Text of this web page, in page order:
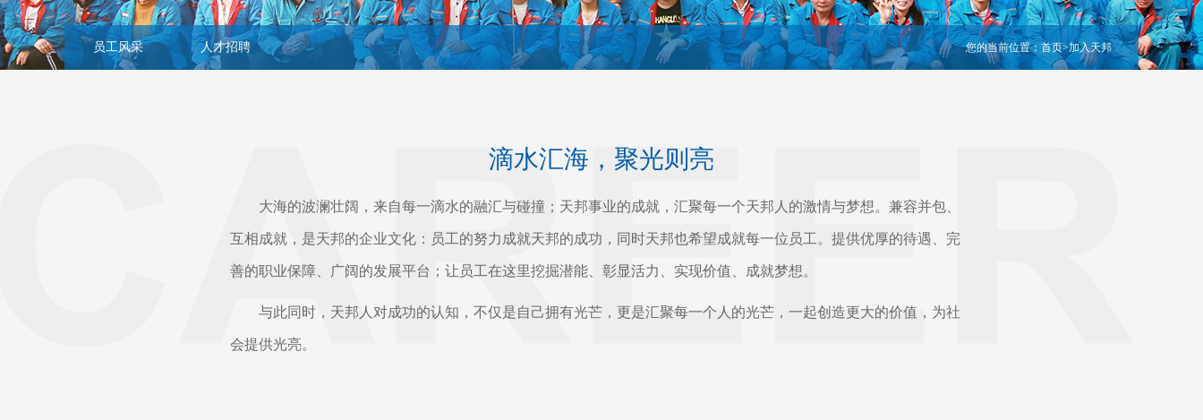
员工风采 人才招聘 您的当前位置： 首页>加入天邦
滴水汇海，聚光则亮
大海的波澜壮阔，来自每一滴水的融汇与碰撞；天邦事业的成就，汇聚每一个天邦人的激情与梦想。兼容并包、
互相成就，是天邦的企业文化：员工的努力成就天邦的成功，同时天邦也希望成就每一位员工。提供优厚的待遇、完
善的职业保障、广阔的发展平台；让员工在这里挖掘潜能、彰显活力、实现价值、成就梦想。
与此同时，天邦人对成功的认知，不仅是自己拥有光芒，更是汇聚每一个人的光芒，一起创造更大的价值，为社
会提供光亮。